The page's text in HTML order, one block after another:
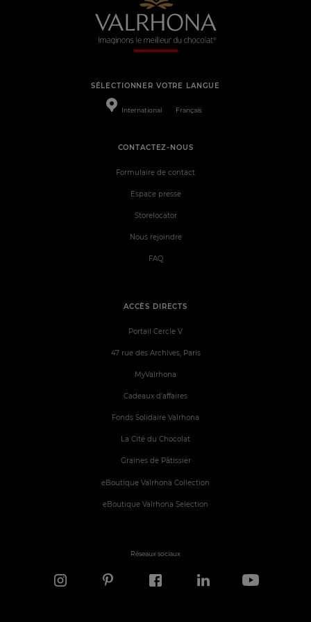
SÉLECTIONNER VOTRE LANGUE
International Français
ACCÈS DIRECTS
Portail Cercle V
47 rue des Archives, Paris
MyValrhona
Cadeaux d'affaires
Fonds Solidaire Valrhona
La Cité du Chocolat
Graines de Pâtissier
eBoutique Valrhona Collection
eBoutique Valrhona Selection
CONTACTEZ-NOUS
Formulaire de contact
Espace presse
Storelocator
Nous rejoindre
FAQ
Réseaux sociaux